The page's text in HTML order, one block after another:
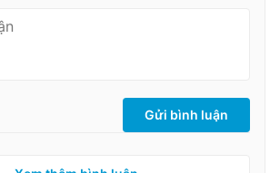
Gửi bình luận